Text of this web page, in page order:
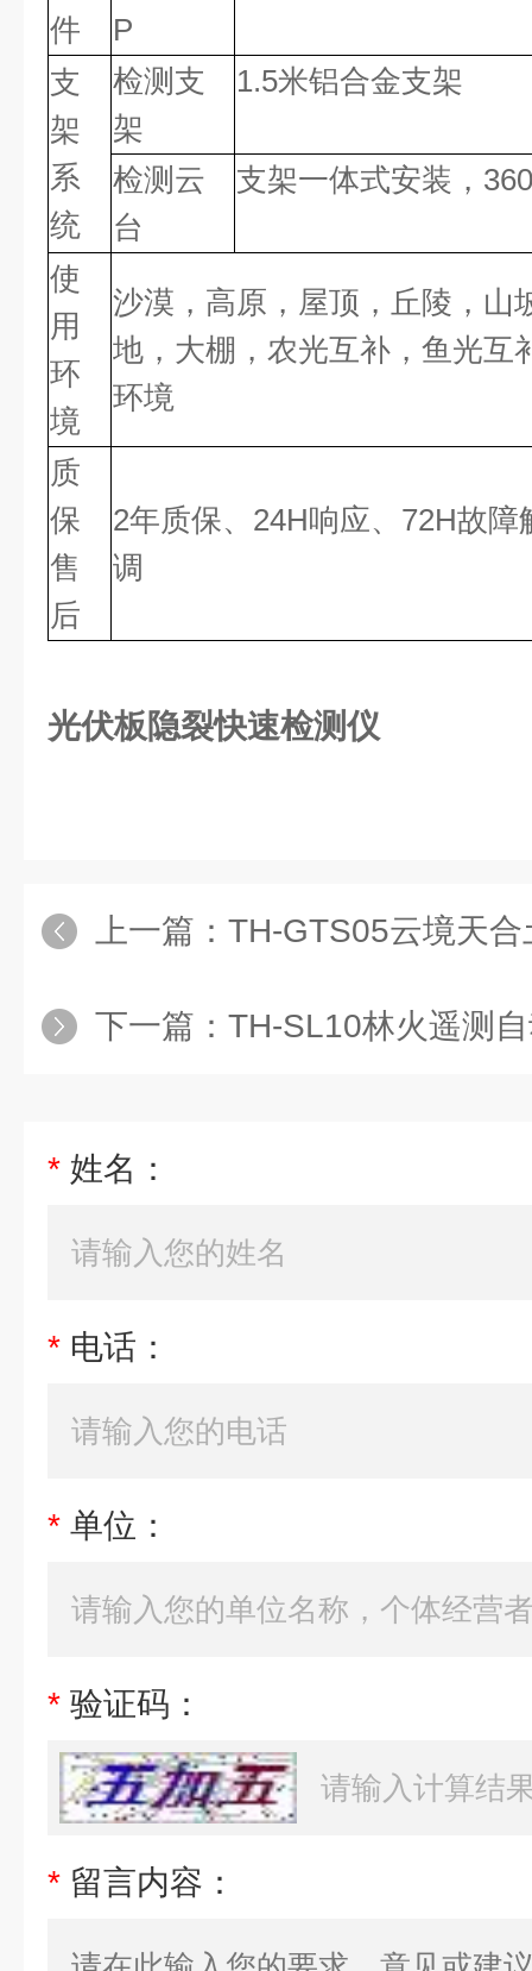
件
P
支
架
系
统
检测支
架
1.5米铝合金支架
检测云
台
支架一体式安装，
使
用
环
境
沙漠，高原，屋顶，丘陵，山
地，大棚，农光互补，鱼光互
环境
质
保
售
后
2年质保、24H响应、72H故
调
光伏板隐裂快速检测仪
上一篇： TH-GTS05云境天
下一篇： TH-SL10林火遥测
* 姓名：
* 电话：
* 单位：
* 验证码：
* 留言内容：